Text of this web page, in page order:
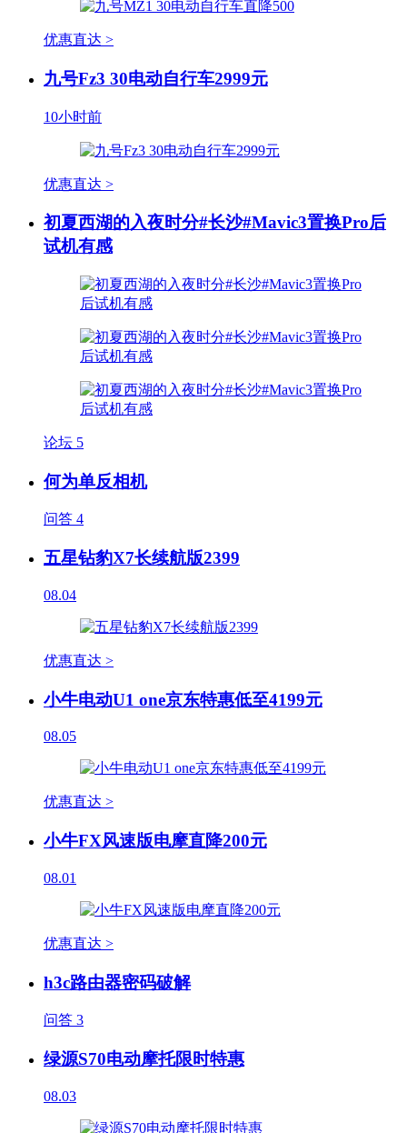
优惠直达 >
九号Fz3 30电动自行车2999元
10小时前
优惠直达 >
初夏西湖的入夜时分#长沙#Mavic3置换Pro后
试机有感
论坛 5
何为单反相机
问答 4
五星钻豹X7长续航版2399
08.04
优惠直达 >
小牛电动U1 one京东特惠低至4199元
08.05
优惠直达 >
小牛FX风速版电摩直降200元
08.01
优惠直达 >
h3c路由器密码破解
问答 3
绿源S70电动摩托限时特惠
08.03